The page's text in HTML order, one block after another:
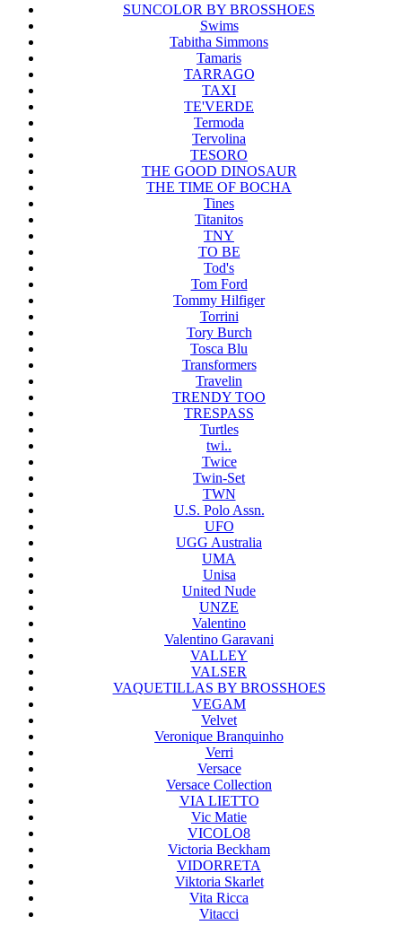
SUNCOLOR BY BROSSHOES
Swims
Tabitha Simmons
Tamaris
TARRAGO
TAXI
TE'VERDE
Termoda
Tervolina
TESORO
THE GOOD DINOSAUR
THE TIME OF BOCHA
Tines
Titanitos
TNY
TO BE
Tod's
Tom Ford
Tommy Hilfiger
Torrini
Tory Burch
Tosca Blu
Transformers
Travelin
TRENDY TOO
TRESPASS
Turtles
twi..
Twice
Twin-Set
TWN
U.S. Polo Assn.
UFO
UGG Australia
UMA
Unisa
United Nude
UNZE
Valentino
Valentino Garavani
VALLEY
VALSER
VAQUETILLAS BY BROSSHOES
VEGAM
Velvet
Veronique Branquinho
Verri
Versace
Versace Collection
VIA LIETTO
Vic Matie
VICOLO8
Victoria Beckham
VIDORRETA
Viktoria Skarlet
Vita Ricca
Vitacci